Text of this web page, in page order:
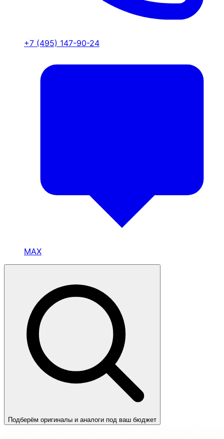
+7 (495) 147-90-24
MAX
Подберём оригиналы и аналоги под ваш бюджет